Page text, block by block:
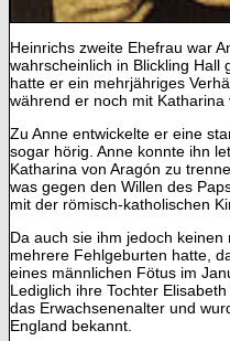
Heinrichs zweite Ehefrau war
wahrscheinlich in Blickling Hall
hatte er ein mehrjähriges
während er noch mit Katharina
Zu Anne entwickelte er eine
sogar hörig. Anne konnte ihn
Katharina von Aragón zu
was gegen den Willen des
mit der römisch-katholischen
Da auch sie ihm jedoch
mehrere Fehlgeburten hatte,
eines männlichen Fötus im
Lediglich ihre Tochter
das Erwachsenenalter und
England bekannt.